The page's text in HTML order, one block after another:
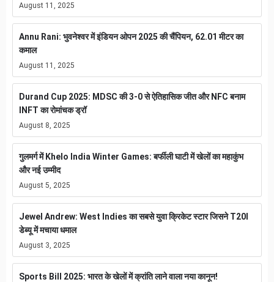
August 11, 2025
Annu Rani: भुवनेश्वर में इंडियन ओपन 2025 की चैंपियन, 62.01 मीटर का
कमाल
August 11, 2025
Durand Cup 2025: MDSC की 3-0 से ऐतिहासिक जीत और NFC बनाम
INFT का रोमांचक ड्रॉ
August 8, 2025
गुलमर्ग में Khelo India Winter Games: बर्फीली घाटी में खेलों का महाकुंभ
और नई उम्मीद
August 5, 2025
Jewel Andrew: West Indies का सबसे युवा क्रिकेट स्टार जिसने T20I
डेब्यू में मचाया धमाल
August 3, 2025
Sports Bill 2025: भारत के खेलों में क्रांति लाने वाला नया कानून!